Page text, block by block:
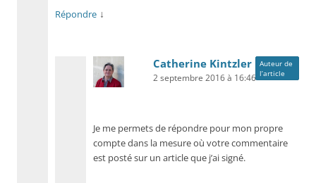
Répondre ↓
Catherine Kintzler
Auteur de
l’article
2 septembre 2016 à 16:46
Je me permets de répondre pour mon propre
compte dans la mesure où votre commentaire
est posté sur un article que j’ai signé.